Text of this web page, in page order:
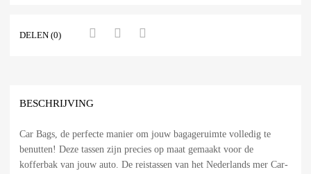
DELEN (0)
BESCHRIJVING
Car Bags, de perfecte manier om jouw bagageruimte volledig te
benutten! Deze tassen zijn precies op maat gemaakt voor de
kofferbak van jouw auto. De reistassen van het Nederlands mer Car-